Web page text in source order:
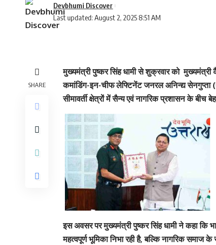
Last updated: August 2, 2025 8:51 AM
Devbhumi Discover
SHARE
मुख्यमंत्री पुष्कर सिंह धामी से शुक्रवार को
कमांडिंग-इन-चीफ लेफ्टिनेंट जनरल अनिन्द्य सेनगुप्ता
सीमावर्ती क्षेत्रों में सैन्य एवं नागरिक प्रशासन के
इस अवसर पर मुख्यमंत्री पुष्कर सिंह धामी ने कहा कि
महत्वपूर्ण भूमिका निभा रही है, बल्कि नागरिक समाज